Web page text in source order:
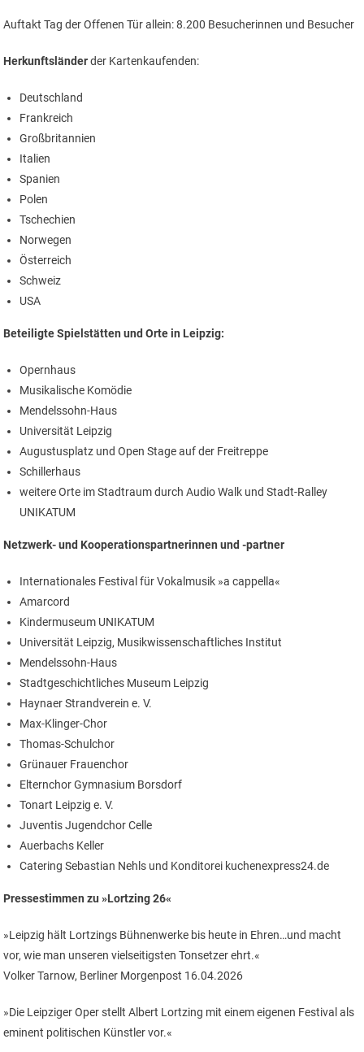
Auftakt Tag der Offenen Tür allein: 8.200 Besucherinnen und Besucher
Herkunftsländerder Kartenkaufenden:
Deutschland
Frankreich
Großbritannien
Italien
Spanien
Polen
Tschechien
Norwegen
Österreich
Schweiz
USA
Beteiligte Spielstätten und Orte in Leipzig:
Opernhaus
Musikalische Komödie
Mendelssohn-Haus
Universität Leipzig
Augustusplatz und Open Stage auf der Freitreppe
Schillerhaus
weitere Orte im Stadtraum durch Audio Walk und Stadt-Ralley
UNIKATUM
Netzwerk- und Kooperationspartnerinnen und -partner
Internationales Festival für Vokalmusik »a cappella«
Amarcord
Kindermuseum UNIKATUM
Universität Leipzig, Musikwissenschaftliches Institut
Mendelssohn-Haus
Stadtgeschichtliches Museum Leipzig
Haynaer Strandverein e. V.
Max-Klinger-Chor
Thomas-Schulchor
Grünauer Frauenchor
Elternchor Gymnasium Borsdorf
Tonart Leipzig e. V.
Juventis Jugendchor Celle
Auerbachs Keller
Catering Sebastian Nehls und Konditorei kuchenexpress24.de
Pressestimmen zu »Lortzing 26«
»Leipzig hält Lortzings Bühnenwerke bis heute in Ehren…und macht
vor, wie man unseren vielseitigsten Tonsetzer ehrt.«
Volker Tarnow, Berliner Morgenpost 16.04.2026
»Die Leipziger Oper stellt Albert Lortzing mit einem eigenen Festival als
eminent politischen Künstler vor.«